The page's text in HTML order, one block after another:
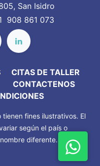
San Isidro
908 861 073
CITAS DE TALLER
CONTACTENOS
fines ilustrativos. El
según el país o
diferente.